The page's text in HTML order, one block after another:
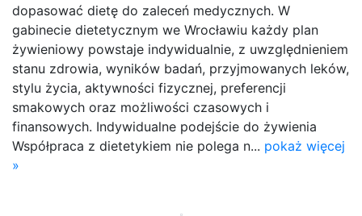
dopasować dietę do zaleceń medycznych. W
gabinecie dietetycznym we Wrocławiu każdy plan
żywieniowy powstaje indywidualnie, z uwzględnieniem
stanu zdrowia, wyników badań, przyjmowanych leków,
stylu życia, aktywności fizycznej, preferencji
smakowych oraz możliwości czasowych i
finansowych. Indywidualne podejście do żywienia
Współpraca z dietetykiem nie polega n... pokaż więcej
»